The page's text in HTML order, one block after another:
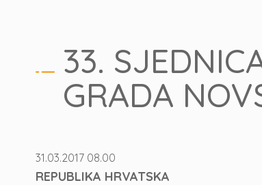
33.
GRADA
31.03.2017 08.00
REPUBLIKA HRVATSKA